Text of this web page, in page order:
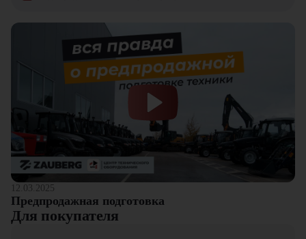
Экскаватор-погрузчик Komatsu WB93R-5E0
«ЦТО»
. Мы являемся официальным дилером и
предлагаем новые модели техники. На нашем сайте представлен
широкий выбор спецтехники, вилочной и малой складской
техники, навесного оборудования и запчастей.
12.03.2025
Предпродажная подготовка
Для покупателя